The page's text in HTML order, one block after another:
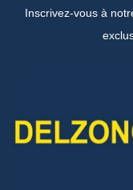
Inscrivez-vous à